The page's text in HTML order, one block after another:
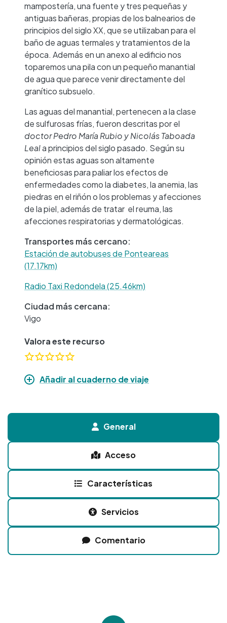
mampostería, una fuente y tres pequeñas y
antiguas bañeras, propias de los balnearios de
principios del siglo XX, que se utilizaban para el
baño de aguas termales y tratamientos de la
época. Además en un anexo al edificio nos
toparemos una pila con un pequeño manantial
de agua que parece venir directamente del
granítico subsuelo.
Las aguas del manantial, pertenecen a la clase
de sulfurosas frías, fueron descritas por el
doctor Pedro María Rubio y Nicolás Taboada
Leala principios del siglo pasado. Según su
opinión estas aguas son altamente
beneficiosas para paliar los efectos de
enfermedades como la diabetes, la anemia, las
piedras en el riñón o los problemas y afecciones
de la piel, además de tratar el reuma, las
afecciones respiratorias y dermatológicas.
Transportes más cercano:
Estación de autobuses de Ponteareas
(17.17km)
Radio Taxi Redondela (25.46km)
Ciudad más cercana:
Vigo
Valora este recurso
Añadir al cuaderno de viaje
General
Acceso
Características
Servicios
Comentario